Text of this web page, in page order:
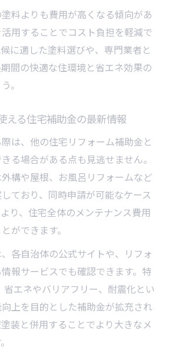
料よりも費用が高くなる傾向があ
用することでコスト負担を軽減で
に適した塗料選びや、専門業者と
間の快適な住環境と省エネ効果の
。
える住宅補助金の最新情報
は、他の住宅リフォーム補助金と
る場合がある点も見逃せません。
構や屋根、お風呂リフォームなど
ており、同時申請が可能なケース
り、住宅全体のメンテナンス費用
ができます。
各自治体の公式サイトや、リフォ
報サービスでも確認できます。特
エネやバリアフリー、耐震化とい
上を目的とした補助金が拡充され
装と併用することでより大きなメ